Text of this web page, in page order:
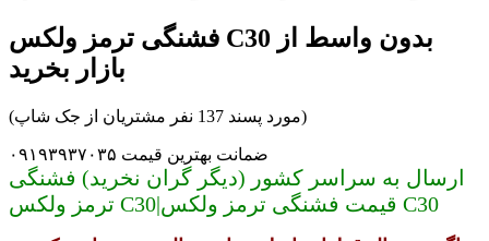
فشنگی ترمز ولکس C30 بدون واسط از
بازار بخرید
(مورد پسند 137 نفر مشتریان از جک شاپ)
ضمانت بهترین قیمت ۰۹۱۹۳۹۳۷۰۳۵
ارسال به سراسر کشور (دیگر گران نخرید) فشنگی
ترمز ولکس C30|قیمت فشنگی ترمز ولکس C30